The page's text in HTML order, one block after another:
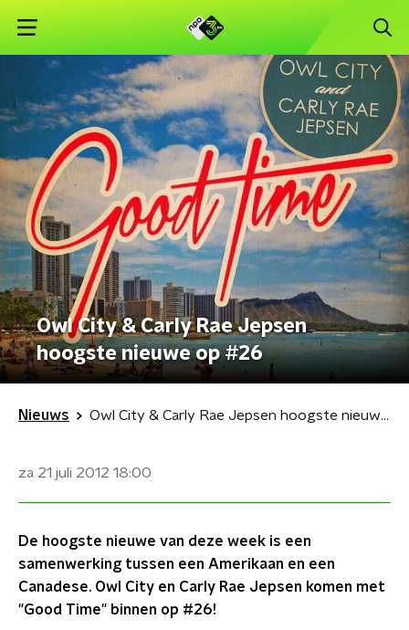
Owl City & Carly Rae Jepsen
hoogste nieuwe op #26
Nieuws Owl City & Carly Rae Jepsen hoogste nieuwe op #26
za 21 juli 2012 18:00
De hoogste nieuwe van deze week is een
samenwerking tussen een Amerikaan en een
Canadese. Owl City en Carly Rae Jepsen komen met
"Good Time" binnen op #26!